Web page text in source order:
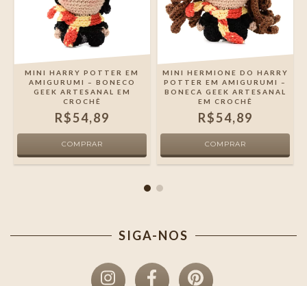
MINI HARRY POTTER EM
AMIGURUMI – BONECO
GEEK ARTESANAL EM
CROCHÊ
R$54,89
MINI HERMIONE DO HARRY
POTTER EM AMIGURUMI –
BONECA GEEK ARTESANAL
EM CROCHÊ
R$54,89
SIGA-NOS